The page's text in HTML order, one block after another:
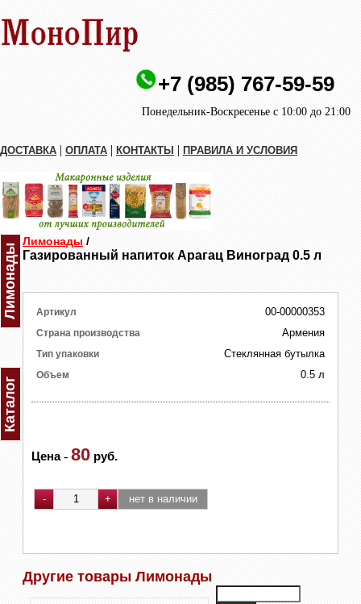
+7 (985) 767-59-59
Понедельник-Воскресенье с 10:00 до 21:00
ДОСТАВКА | ОПЛАТА | КОНТАКТЫ | ПРАВИЛА И УСЛОВИЯ
Лимонады
Каталог
Лимонады /
Газированный напиток Арагац Виноград 0.5 л
Артикул 00-00000353
Страна производства Армения
Тип упаковки Стеклянная бутылка
Объем 0.5 л
Цена- 80 руб.
Другие товары Лимонады